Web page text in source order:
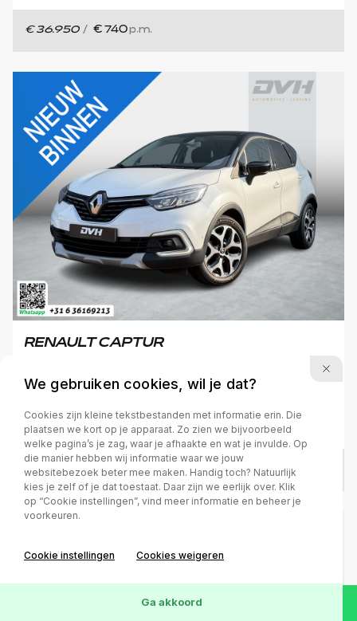
€ 36.950 / € 740p.m.
RENAULT CAPTUR
2019 Benzine 68.575 km Automaat
€ 14.950 / € 317p.m.
We gebruiken cookies, wil je dat?
Cookies zijn kleine tekstbestanden met informatie erin. Die
plaatsen we kort op je apparaat. Zo zien we bijvoorbeeld
welke pagina’s je zag, waar je afhaakte en wat je invulde. Op
die manier hebben wij informatie waar we jouw
websitebezoek beter mee maken. Handig toch? Natuurlijk
kies je zelf of je dat toestaat. Daar zijn we eerlijk over. Klik
op “Cookie instellingen”, vind meer informatie en beheer je
voorkeuren.
Cookie instellingen Cookies weigeren
Ga akkoord